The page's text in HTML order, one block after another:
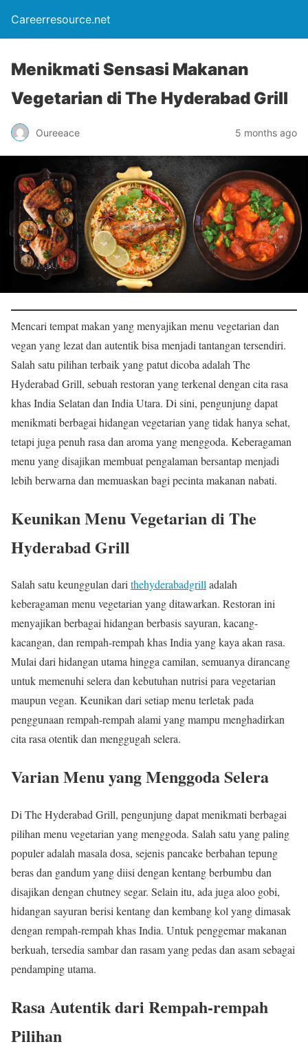
Careerresource.net
Menikmati Sensasi Makanan
Vegetarian di The Hyderabad Grill
Oureeace 5 months ago
Mencari tempat makan yang menyajikan menu vegetarian dan
vegan yang lezat dan autentik bisa menjadi tantangan tersendiri.
Salah satu pilihan terbaik yang patut dicoba adalah The
Hyderabad Grill, sebuah restoran yang terkenal dengan cita rasa
khas India Selatan dan India Utara. Di sini, pengunjung dapat
menikmati berbagai hidangan vegetarian yang tidak hanya sehat,
tetapi juga penuh rasa dan aroma yang menggoda. Keberagaman
menu yang disajikan membuat pengalaman bersantap menjadi
lebih berwarna dan memuaskan bagi pecinta makanan nabati.
Keunikan Menu Vegetarian di The
Hyderabad Grill
Salah satu keunggulan darithehyderabadgrilladalah
keberagaman menu vegetarian yang ditawarkan. Restoran ini
menyajikan berbagai hidangan berbasis sayuran, kacang-
kacangan, dan rempah-rempah khas India yang kaya akan rasa.
Mulai dari hidangan utama hingga camilan, semuanya dirancang
untuk memenuhi selera dan kebutuhan nutrisi para vegetarian
maupun vegan. Keunikan dari setiap menu terletak pada
penggunaan rempah-rempah alami yang mampu menghadirkan
cita rasa otentik dan menggugah selera.
Varian Menu yang Menggoda Selera
Di The Hyderabad Grill, pengunjung dapat menikmati berbagai
pilihan menu vegetarian yang menggoda. Salah satu yang paling
populer adalah masala dosa, sejenis pancake berbahan tepung
beras dan gandum yang diisi dengan kentang berbumbu dan
disajikan dengan chutney segar. Selain itu, ada juga aloo gobi,
hidangan sayuran berisi kentang dan kembang kol yang dimasak
dengan rempah-rempah khas India. Untuk penggemar makanan
berkuah, tersedia sambar dan rasam yang pedas dan asam sebagai
pendamping utama.
Rasa Autentik dari Rempah-rempah
Pilihan